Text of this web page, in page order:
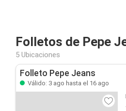
Folletos de Pepe
5 Ubicaciones
Folleto Pepe Jeans
Válido: 3 ago hasta el 16 ago